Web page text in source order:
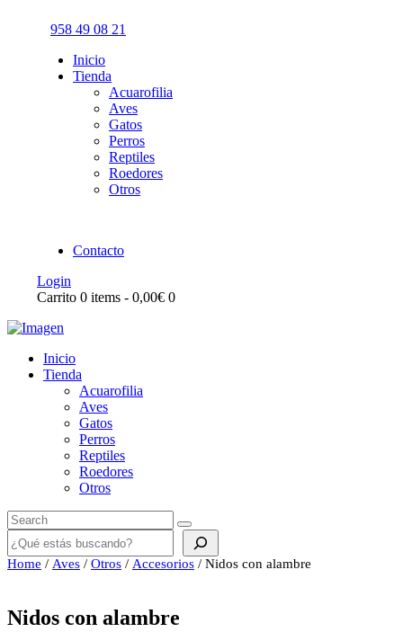
958 49 08 21
Inicio
Tienda
Acuarofilia
Aves
Gatos
Perros
Reptiles
Roedores
Otros
Contacto
Login
Carrito 0 items - 0,00€ 0
Inicio
Tienda
Acuarofilia
Aves
Gatos
Perros
Reptiles
Roedores
Otros
Buscar
Home / Aves / Otros / Accesorios / Nidos con alambre
Nidos con alambre